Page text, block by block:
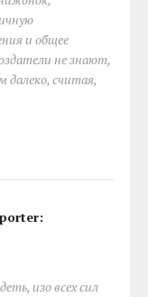
и общее
не знают,
далеко, считая,
изо всех сил